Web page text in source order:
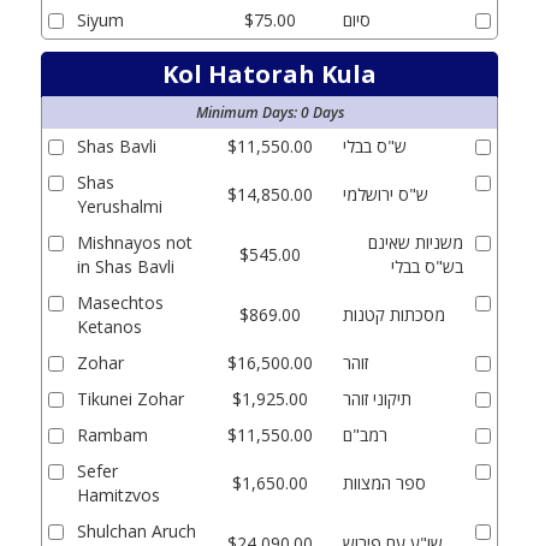
Siyum
$75.00 סיום
Kol Hatorah Kula
Minimum Days:0 Days
Shas Bavli $11,550.00
ש"ס בבלי
Shas
Yerushalmi
$14,850.00 ש"ס ירושלמי
Mishnayos not
in Shas Bavli
$545.00
משניות שאינם
בש"ס בבלי
Masechtos
Ketanos
$869.00 מסכתות קטנות
Zohar $16,500.00
זוהר
Tikunei Zohar
$1,925.00
תיקוני זוהר
Rambam
$11,550.00
רמב"ם
Sefer
Hamitzvos
$1,650.00 ספר המצוות
Shulchan Aruch